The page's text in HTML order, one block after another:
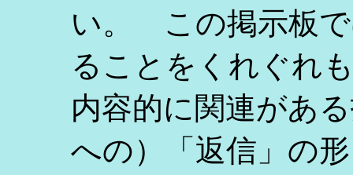
い。 この掲示板で
ることをくれぐれ
内容的に関連があ
への）「返信」の